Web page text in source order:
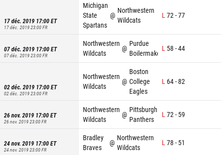
17 déc. 2019 17:00ET
17 déc. 2019 23:00FR
Michigan
State
Spartans
@
Northwestern
Wildcats
L72-77
07 déc. 2019 17:00ET
07 déc. 2019 23:00FR
Northwestern
Wildcats
@
Purdue
Boilermakers
L 58 -44
02 déc. 2019 17:00ET
02 déc. 2019 23:00FR
Northwestern
Wildcats
@
Boston
College
Eagles
L 64-82
26 nov. 2019 17:00ET
26 nov. 2019 23:00FR
Northwestern
Wildcats
@
Pittsburgh
Panthers
L72- 59
24 nov. 2019 17:00ET
24 nov. 2019 23:00FR
Bradley
Braves
@
Northwestern
Wildcats
L78 - 51